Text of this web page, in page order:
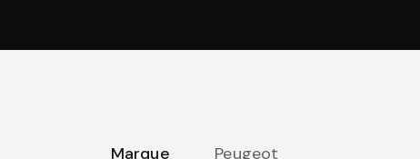
Marque
Peugeot